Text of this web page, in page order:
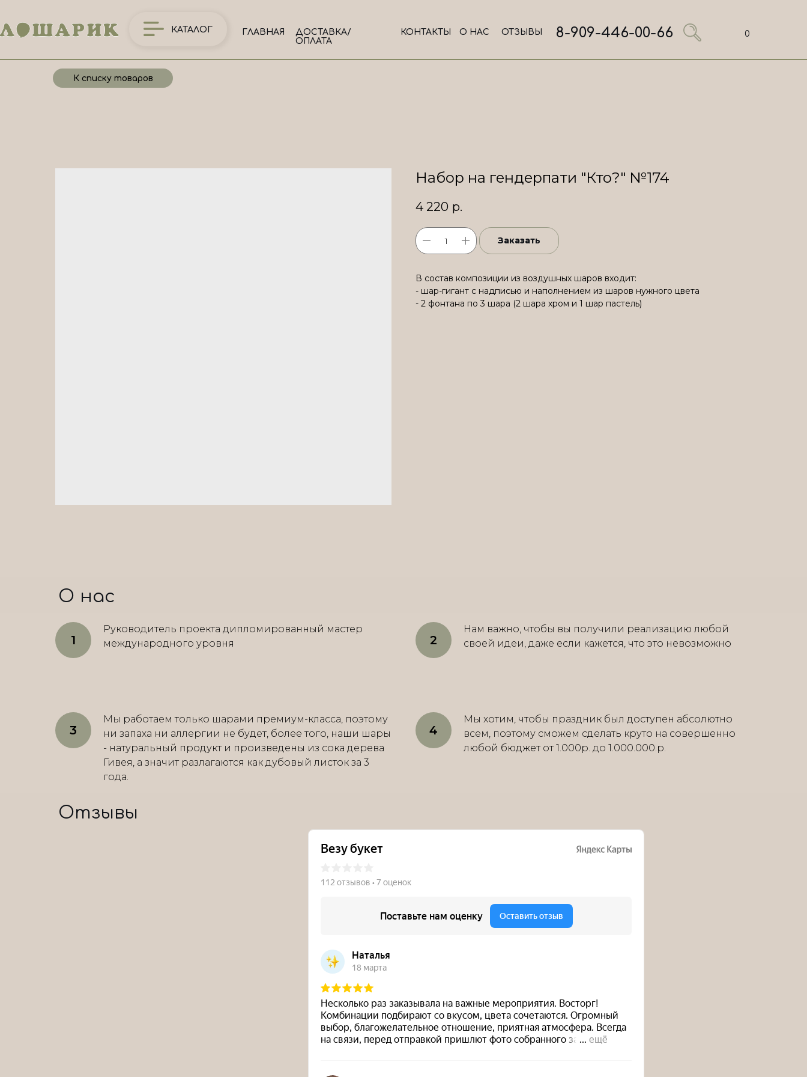
КАТАЛОГ ГЛАВНАЯ 0
8-909-446-00-66
ОТЗЫВЫ
О НАС
КОНТАКТЫ
ДОСТАВКА/
ОПЛАТА
К списку товаров
Набор на гендерпати "Кто?" №174
4 220 р.
Заказать
В состав композиции из воздушных шаров входит:
- шар-гигант с надписью и наполнением из шаров нужного цвета
- 2 фонтана по 3 шара (2 шара хром и 1 шар пастель)
О нас
Руководитель проекта дипломированный мастер
международного уровня
Нам важно, чтобы вы получили реализацию любой
своей идеи, даже если кажется, что это невозможно
Мы работаем только шарами премиум-класса, поэтому
ни запаха ни аллергии не будет, более того, наши шары
- натуральный продукт и произведены из сока дерева
Гивея, а значит разлагаются как дубовый листок за 3
года.
Мы хотим, чтобы праздник был доступен абсолютно
всем, поэтому сможем сделать круто на совершенно
любой бюджет от 1.000р. до 1.000.000.р.
Отзывы